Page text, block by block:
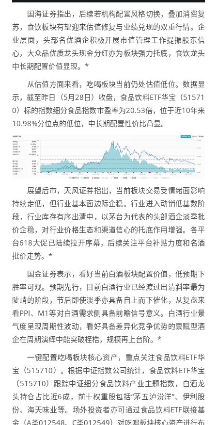
国海证券指出，后续若机构配置风格切换，叠加消费复
苏，食饮板块有望迎来估值修复与业绩兑现的双重行情。企
业层面，头部名优酒企积极开展市值管理工作提振股东信
心，大众品优质龙头现金分红亦为板块强力托底，食饮龙头
中长期配置价值显现。*
从估值方面来看，吃喝板块当前仍处估值低位。数据显
示，截至昨日（5月28日）收盘，食品饮料ETF华宝（51571
0）标的指数细分食品指数市盈率为20.53倍，位于近10年来
10.98%分位点的低位，中长期配置性价比凸显。
展望后市，天风证券指出，当前板块交易受情绪面影响
持续走低，但行业基本面边际企稳。行业进入动销低基数阶
段，行业库存有序出清中，以茅台为代表的头部酒企淡季批
价企稳，对行业价格生态和渠道信心的托底作用增强。各平
台618大促已陆续拉开序幕，后续关注平台补贴力度和名酒
批价走势。*
国金证券表示，看好当前白酒板块配置价值，低预期下
胜率可观。预期先行，目前白酒行业已经渡过出清斜率最为
陡峭的阶段，节后即使淡季亦具备自上而下催化，从复盘来
看PPI、M1等对白酒需求侧具备前瞻信号意义。白酒行业景
气度呈现周期性波动，看好具备差异化竞争优势的禀赋型酒
企在周期演绎中能突破桎梏，规模再上台阶。*
一键配置吃喝板块核心资产，重点关注食品饮料ETF华
宝（515710）。根据中证指数公司统计，食品饮料ETF华宝
（515710）跟踪中证细分食品饮料产业主题指数，白酒龙
头持仓占比近6成，前十权重股包括“茅五泸汾洋”、伊利股
份、海天味业等。场外投资者亦可通过食品饮料ETF联接基
金（A类012548、C类012549）对吃喝板块核心资产进行布